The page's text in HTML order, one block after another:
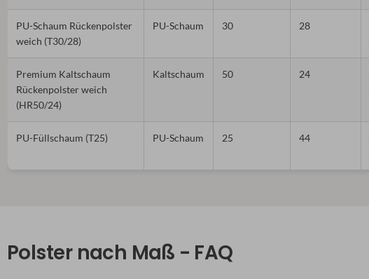
PU-Schaum Rückenpolster
weich (T30/28)
PU-Schaum 30 28
Premium Kaltschaum
Rückenpolster weich
(HR50/24)
Kaltschaum 50 24
PU-Füllschaum (T25) PU-Schaum 25 44
Polster nach Maß - FAQ